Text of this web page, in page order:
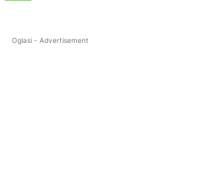
Oglasi - Advertisement